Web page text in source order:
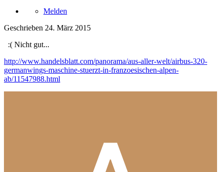
Melden
Geschrieben 24. März 2015
:( Nicht gut...
http://www.handelsblatt.com/panorama/aus-aller-welt/airbus-320-
germanwings-maschine-stuerzt-in-franzoesischen-alpen-
ab/11547988.html